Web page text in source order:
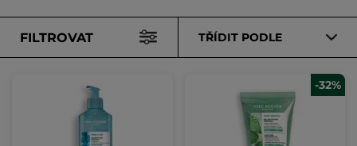
FILTROVAT TŘÍDIT PODLE
-32%